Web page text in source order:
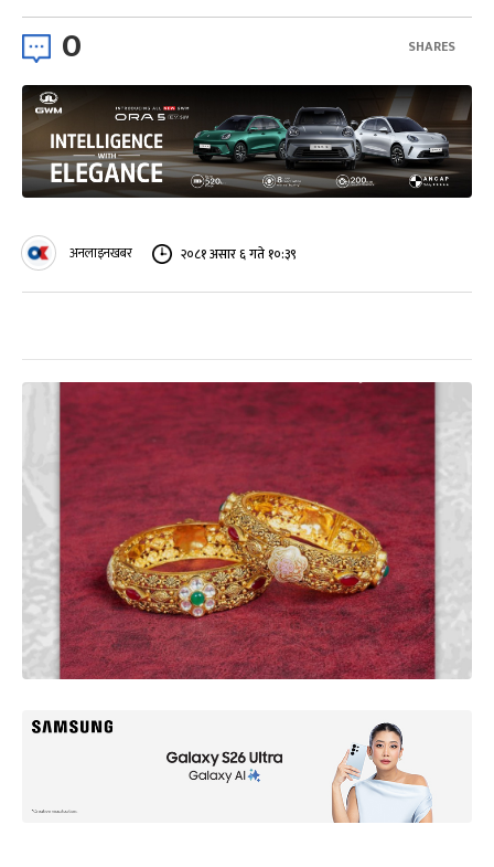
0 SHARES
अनलाइनखबर २०८१ असार ६ गते १०:३९